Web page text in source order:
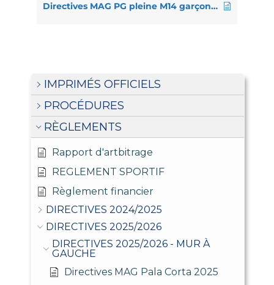
IMPRIMÉS OFFICIELS
PROCÉDURES
RÈGLEMENTS
Rapport d'artbitrage
REGLEMENT SPORTIF
Règlement financier
DIRECTIVES 2024/2025
DIRECTIVES 2025/2026
DIRECTIVES 2025/2026 - MUR À
GAUCHE
Directives MAG Pala Corta 2025
Directives MAG PG pleine M14 garçons COUPE